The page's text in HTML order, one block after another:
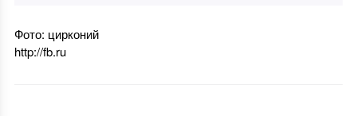
Фото: цирконий
http://fb.ru